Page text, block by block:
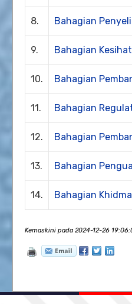
8. Bahagian
9. Bahagian
10. Bahagian
11. Bahagian
12. Bahagian
13. Bahagian
14. Bahagian
Kemaskini pada 2024-12-26